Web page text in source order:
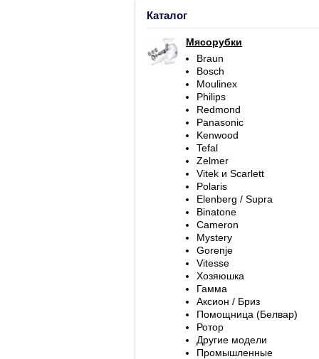
Каталог
Мясорубки
Braun
Bosch
Moulinex
Philips
Redmond
Panasonic
Kenwood
Tefal
Zelmer
Vitek и Scarlett
Polaris
Elenberg / Supra
Binatone
Cameron
Mystery
Gorenje
Vitesse
Хозяюшка
Гамма
Аксион / Бриз
Помощница (Белвар)
Ротор
Другие модели
Промышленные